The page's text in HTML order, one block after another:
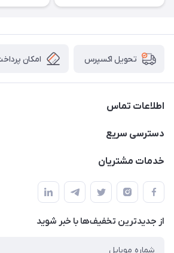
تحویل اکسپرس امکان
اطلاعات تماس
09170030302
تجاری بین الحرمین - طبقه همکف - پلاک 99a
دسترسی سریع
حساب کاربری
لیست محصولات
درباره ما
خدمات مشتریان
قوانین و مقررات
حریم خصوصی
راهنما
از جدید‌ترین تخفیف‌ها با‌ خبر شوید